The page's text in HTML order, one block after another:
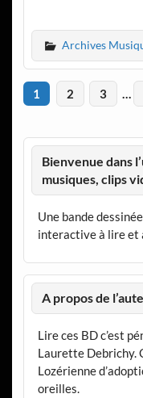
Archives
1 2 3 …
Bienvenue dans
musiques, clips
Une bande
interactive à lire et
A propos de
Lire ces BD c’est
Laurette Debrichy.
Lozérienne
oreilles.